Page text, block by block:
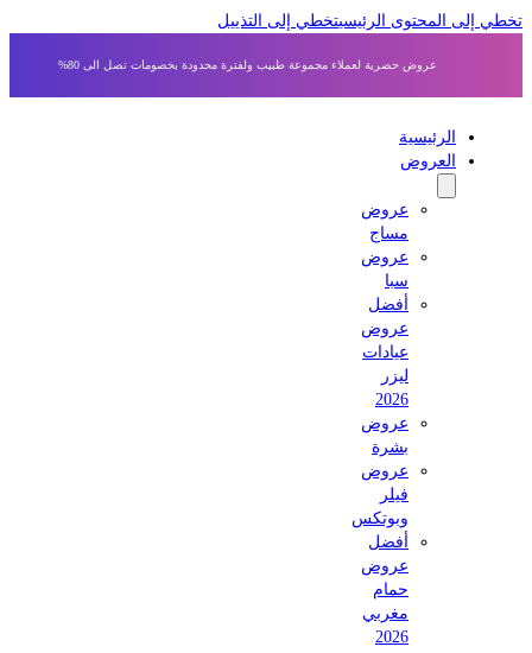
إلى المحتوى الرئيسي تخطي إلى التذييل
عروض حصرية لعملاء مجموعة طبيب ولفترة محدودة بخصومات تصل الى 80%
الرئيسية
العروض
عروض
مساج
عروض
أفضل
عروض
عيادات
عروض
بشرة
عروض
وبوتكس
أفضل
عروض
حمام
مغربي